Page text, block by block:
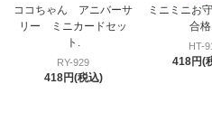
ココちゃん アニバーサ
リー ミニカードセッ
ト.
RY-929
418円(税込)
ミニミニお
合
HT-
418円(